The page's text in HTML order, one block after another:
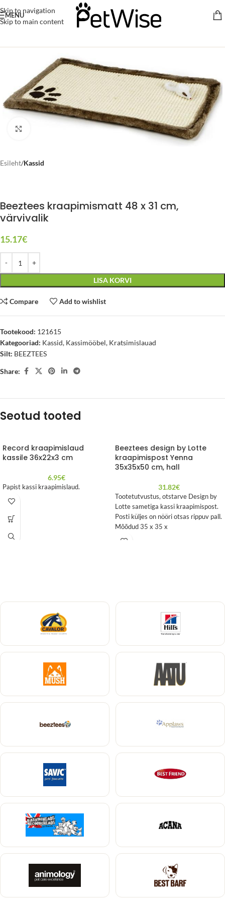
Skip to navigation
Skip to main content
MENU
Esileht Kassid
Beeztees kraapimismatt 48 x 31 cm,
värvivalik
15.17€
LISA KORVI
Compare Add to wishlist
Tootekood: 121615
Kategooriad: Kassid, Kassimööbel, Kratsimislauad
Silt: BEEZTEES
Share:
Seotud tooted
Record kraapimislaud
kassile 36x22x3 cm
6.95€
Papist kassi kraapimislaud.
Beeztees design by Lotte
kraapimispost Yenna
35x35x50 cm, hall
31.82€
Tootetutvustus, otstarve Design by
Lotte sametiga kassi kraapimispost.
Posti küljes on nööri otsas rippuv pall.
Mõõdud 35 x 35 x